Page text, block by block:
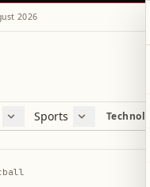
2026
Sports
Football